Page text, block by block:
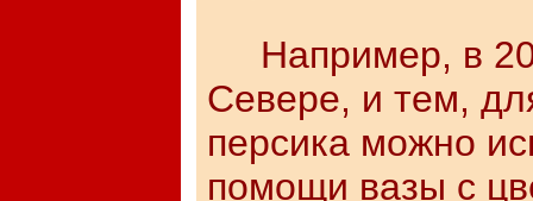
Например, в
Севере, и тем,
персика можно
помощи вазы с